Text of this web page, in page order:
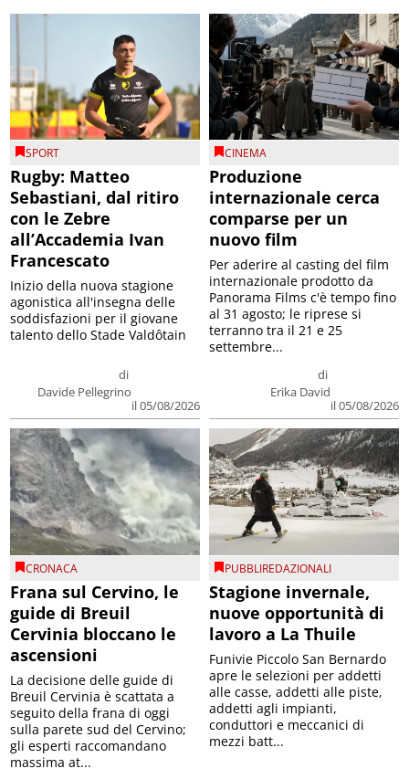
SPORT
Rugby: Matteo
Sebastiani, dal ritiro
con le Zebre
all’Accademia Ivan
Francescato
di
Davide Pellegrino
il 05/08/2026
Inizio della nuova stagione
agonistica all'insegna delle
soddisfazioni per il giovane
talento dello Stade Valdôtain
CINEMA
Produzione
internazionale cerca
comparse per un
nuovo film
di
Erika David
il 05/08/2026
Per aderire al casting del film
internazionale prodotto da
Panorama Films c'è tempo fino
al 31 agosto; le riprese si
terranno tra il 21 e 25
settembre...
CRONACA
Frana sul Cervino, le
guide di Breuil
Cervinia bloccano le
ascensioni
La decisione delle guide di
Breuil Cervinia è scattata a
seguito della frana di oggi
sulla parete sud del Cervino;
gli esperti raccomandano
massima at...
PUBBLIREDAZIONALI
Stagione invernale,
nuove opportunità di
lavoro a La Thuile
Funivie Piccolo San Bernardo
apre le selezioni per addetti
alle casse, addetti alle piste,
addetti agli impianti,
conduttori e meccanici di
mezzi batt...